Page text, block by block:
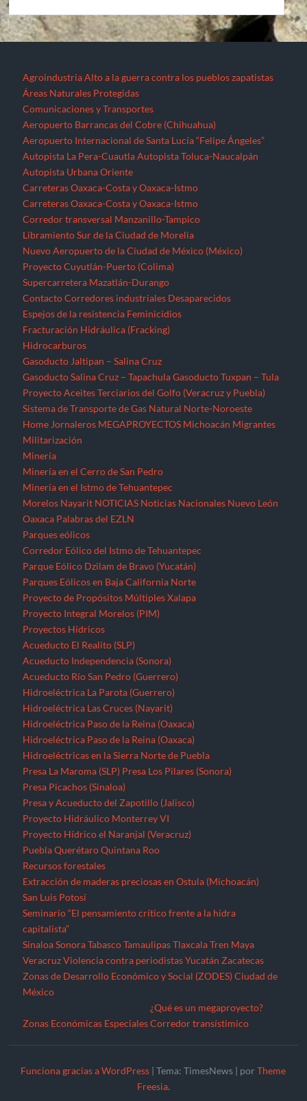
Agroindustria Alto a la guerra contra los pueblos zapatistas
Áreas Naturales Protegidas
Comunicaciones y Transportes
Aeropuerto Barrancas del Cobre (Chihuahua)
Aeropuerto Internacional de Santa Lucía “Felipe Ángeles”
Autopista La Pera-Cuautla Autopista Toluca-Naucalpán
Autopista Urbana Oriente
Carreteras Oaxaca-Costa y Oaxaca-Istmo
Carreteras Oaxaca-Costa y Oaxaca-Istmo
Corredor transversal Manzanillo-Tampico
Libramiento Sur de la Ciudad de Morelia
Nuevo Aeropuerto de la Ciudad de México (México)
Proyecto Cuyutlán-Puerto (Colima)
Supercarretera Mazatlán-Durango
Contacto Corredores industriales Desaparecidos
Espejos de la resistencia Feminicidios
Fracturación Hidráulica (Fracking)
Hidrocarburos
Gasoducto Jaltipan – Salina Cruz
Gasoducto Salina Cruz – Tapachula Gasoducto Tuxpan – Tula
Proyecto Aceites Terciarios del Golfo (Veracruz y Puebla)
Sistema de Transporte de Gas Natural Norte-Noroeste
Home Jornaleros MEGAPROYECTOS Michoacán Migrantes
Militarización
Minería
Minería en el Cerro de San Pedro
Minería en el Istmo de Tehuantepec
Morelos Nayarit NOTICIAS Noticias Nacionales Nuevo León
Oaxaca Palabras del EZLN
Parques eólicos
Corredor Eólico del Istmo de Tehuantepec
Parque Eólico Dzilam de Bravo (Yucatán)
Parques Eólicos en Baja California Norte
Proyecto de Propósitos Múltiples Xalapa
Proyecto Integral Morelos (PIM)
Proyectos Hídricos
Acueducto El Realito (SLP)
Acueducto Independencia (Sonora)
Acueducto Río San Pedro (Guerrero)
Hidroeléctrica La Parota (Guerrero)
Hidroeléctrica Las Cruces (Nayarit)
Hidroeléctrica Paso de la Reina (Oaxaca)
Hidroeléctrica Paso de la Reina (Oaxaca)
Hidroeléctricas en la Sierra Norte de Puebla
Presa La Maroma (SLP) Presa Los Pilares (Sonora)
Presa Picachos (Sinaloa)
Presa y Acueducto del Zapotillo (Jalisco)
Proyecto Hidráulico Monterrey VI
Proyecto Hídrico el Naranjal (Veracruz)
Puebla Querétaro Quintana Roo
Recursos forestales
Extracción de maderas preciosas en Ostula (Michoacán)
San Luis Potosí
Seminario “El pensamiento crítico frente a la hidra
capitalista”
Sinaloa Sonora Tabasco Tamaulipas Tlaxcala Tren Maya
Veracruz Violencia contra periodistas Yucatán Zacatecas
Zonas de Desarrollo Económico y Social (ZODES) Ciudad de
México
Zonas Económicas Especiales
¿Qué es un megaproyecto?
Corredor transístimico
Funciona gracias a WordPress |Tema: TimesNews | porTheme
Freesia.